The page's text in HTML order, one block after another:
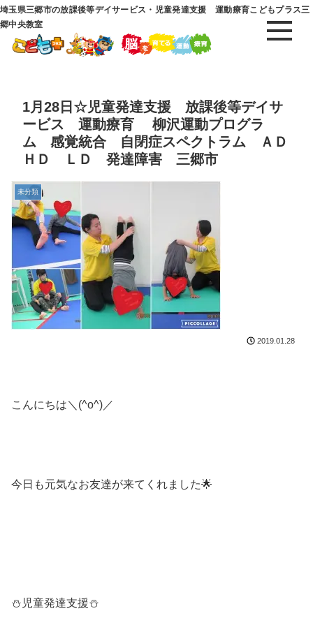
埼玉県三郷市の放課後等デイサービス・児童発達支援 運動療育こどもプラス三
郷中央教室
1月28日☆児童発達支援 放課後等デイサ
ービス 運動療育 柳沢運動プログラ
ム 感覚統合 自閉症スペクトラム ＡＤ
ＨＤ ＬＤ 発達障害 三郷市
未分類
2019.01.28
こんにちは＼(^o^)／
今日も元気なお友達が来てくれました🌟
⛄児童発達支援⛄